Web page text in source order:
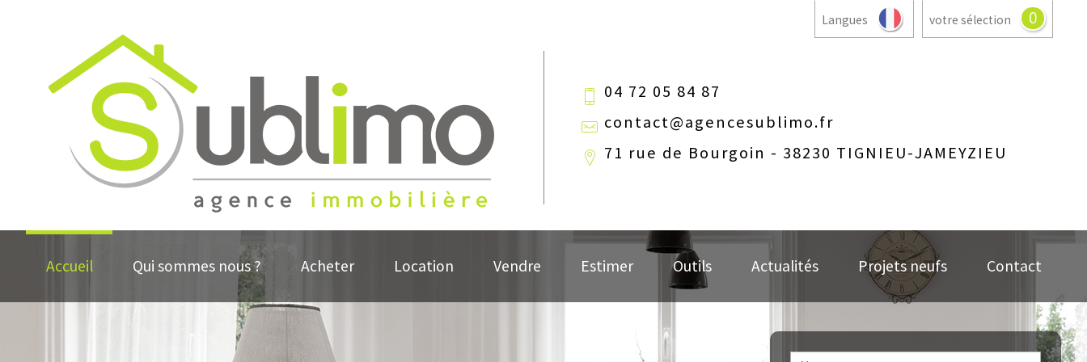
votre sélection 0
Langues
04 72 05 84 87
contact@agencesublimo.fr
71 rue de Bourgoin - 38230 TIGNIEU-JAMEYZIEU
Accueil Qui sommes nous ? Acheter Location Vendre Estimer Outils Actualités Projets neufs Contact